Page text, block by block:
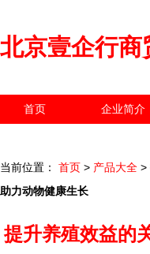
北京壹企行商
首页 企业简介
当前位置： 首页 > 产品大全 >
助力动物健康生长
提升养殖效益的